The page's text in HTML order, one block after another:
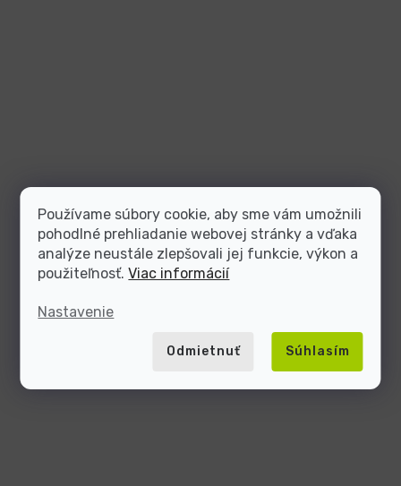
Používame súbory cookie, aby sme vám umožnili
pohodlné prehliadanie webovej stránky a vďaka
analýze neustále zlepšovali jej funkcie, výkon a
použiteľnosť.Viac informácií
Nastavenie
Odmietnuť Súhlasím